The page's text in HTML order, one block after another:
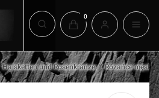
Suchmaschine öffnen
Produkte im
Halsketten und Rosenkränze Różańce męskie